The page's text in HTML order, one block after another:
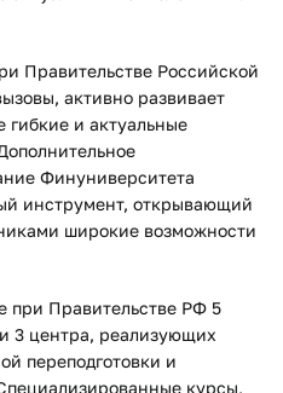
Правительстве Российской
активно развивает
и актуальные
Финуниверситета
инструмент, открывающий
широкие возможности
при Правительстве РФ 5
3 центра, реализующих
переподготовки и
курсы,